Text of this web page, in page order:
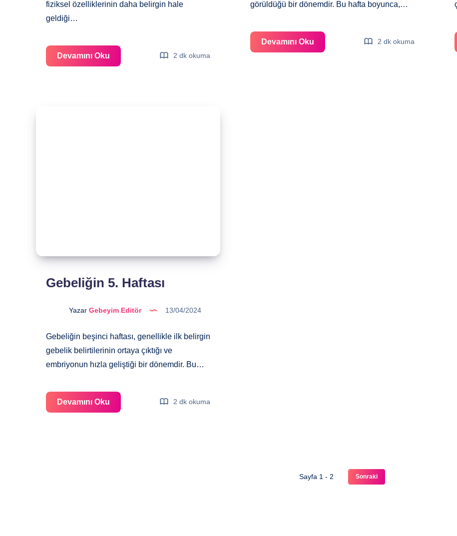
fiziksel özelliklerinin daha belirgin hale
geldiği…
Devamını Oku
8.
2 dk okuma
görüldüğü bir dönemdir. Bu hafta boyunca,…
Devamını Oku
7.
2 dk okuma
Gebeliğin 5. Haftası
Yazar Gebeyim Editör 13/04/2024
Gebeliğin beşinci haftası, genellikle ilk belirgin
gebelik belirtilerinin ortaya çıktığı ve
embriyonun hızla geliştiği bir dönemdir. Bu…
Devamını Oku
5.
2 dk okuma
Sayfa 1 - 2 Sonraki